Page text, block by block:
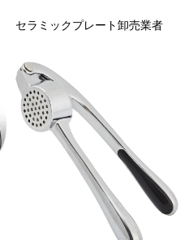
セラミックプレート卸売業者